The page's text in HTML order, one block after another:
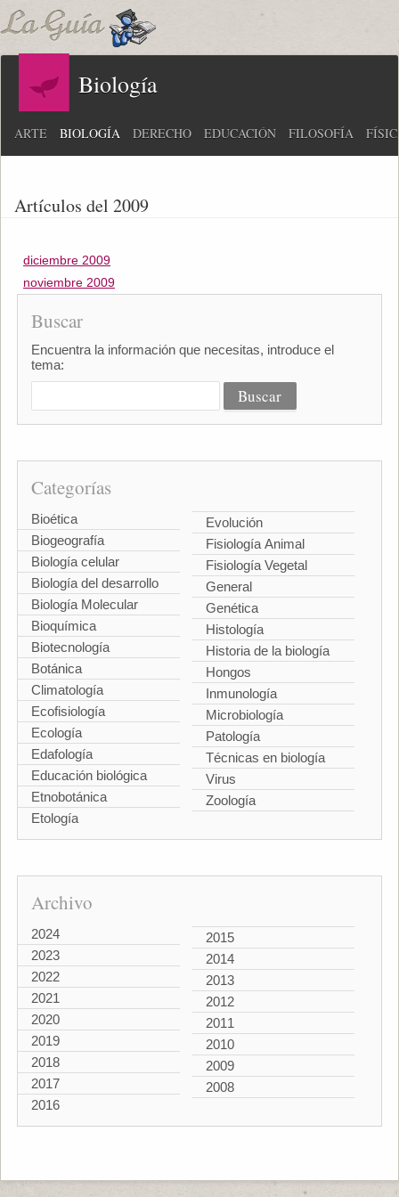
Biología
ARTE BIOLOGÍA DERECHO EDUCACIÓN FILOSOFÍA
Artículos del 2009
diciembre 2009
noviembre 2009
Buscar
Encuentra la información que necesitas, introduce el
tema:
Categorías
Bioética
Biogeografía
Biología celular
Biología del desarrollo
Biología Molecular
Bioquímica
Biotecnología
Botánica
Climatología
Ecofisiología
Ecología
Edafología
Educación biológica
Etnobotánica
Etología
Evolución
Fisiología Animal
Fisiología Vegetal
General
Genética
Histología
Historia de la biología
Hongos
Inmunología
Microbiología
Patología
Técnicas en biología
Virus
Zoología
Archivo
2024
2023
2022
2021
2020
2019
2018
2017
2016
2015
2014
2013
2012
2011
2010
2009
2008